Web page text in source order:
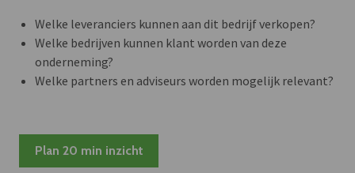
Welke leveranciers kunnen aan dit bedrijf verkopen?
Welke bedrijven kunnen klant worden van deze
onderneming?
Welke partners en adviseurs worden mogelijk relevant?
Plan 20 min inzicht